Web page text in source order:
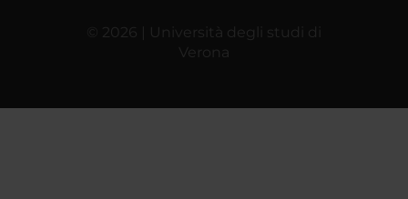
© 2026 | Università degli studi di
Verona